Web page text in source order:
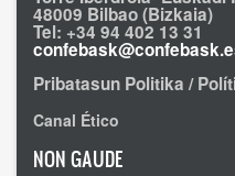
48009 Bilbao (Bizkaia)
Tel: +34 94 402 13 31
Pribatasun Politika /
Canal Ético
NON GAUDE